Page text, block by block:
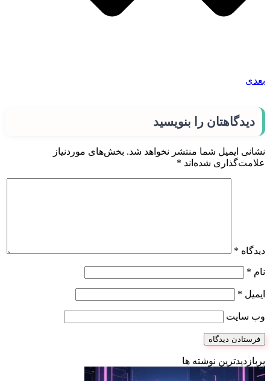
بعدی
دیدگاهتان را بنویسید
نشانی ایمیل شما منتشر نخواهد شد. بخش‌های موردنیاز
علامت‌گذاری شده‌اند *
دیدگاه *
نام *
ایمیل *
وب‌ سایت
پربازدیدترین نوشته ها